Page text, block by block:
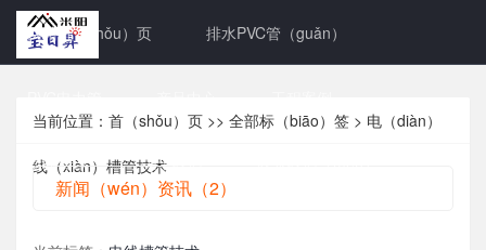
网站首（shǒu）页 排水PVC管（guǎn）
新闻资讯 关于我们
当前位置： 首（shǒu）页 >> 全部标（biāo）签 > 电（diàn）
线（xiàn）槽管技术
新闻（wén）资讯（2）